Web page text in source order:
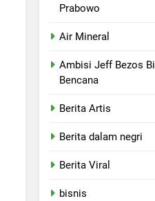
Prabowo
Air Mineral
Ambisi Jeff Bezos
Bencana
Berita Artis
Berita dalam negri
Berita Viral
bisnis